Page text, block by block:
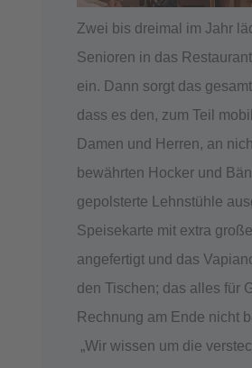
Zwei bis dreimal im Jahr
Senioren in das
ein. Dann sorgt das
dass es den, zum Teil
Damen und Herren, an
bewährten Hocker und
gepolsterte Lehnstühle
Speisekarte mit extra
angefertigt und das
den Tischen; das alles für
Rechnung am Ende nicht
„Wir wissen um die